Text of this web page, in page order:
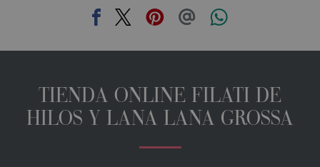
TIENDA ONLINE FILATI DE
HILOS Y LANA LANA GROSSA